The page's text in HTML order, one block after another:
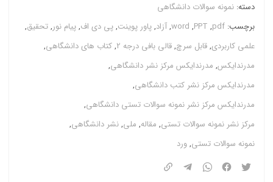
سوالات
100%
قبولی
عدد
دسته: نمونه سوالات دانشگاهی
برچسب: pdf
,
PPT
,
word
,آزاد,پاور پوینت,پی دی اف,پیام نور,تحقیق,
علمی کاربردی,قابل سرچ,قالی بافی درجه 2 ,کتاب های دانشگاهی,
مدرندایکس, مدرندایکس مرکز نشر دانشگاهی,
مدرندایکس مرکز نشر کتب دانشگاهی,
مدرندایکس مرکز نشر نمونه سوالات تستی دانشگاهی,
مرکز نشر نمونه سوالات تستی, مقاله, ملی,نشر دانشگاهی,
نمونه سوالات تستی,ورد